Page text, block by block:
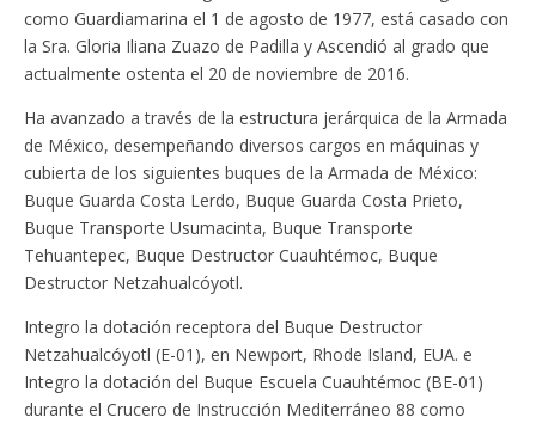
como Guardiamarina el 1 de agosto de 1977, está casado con
la Sra. Gloria Iliana Zuazo de Padilla y Ascendió al grado que
actualmente ostenta el 20 de noviembre de 2016.
Ha avanzado a través de la estructura jerárquica de la Armada
de México, desempeñando diversos cargos en máquinas y
cubierta de los siguientes buques de la Armada de México:
Buque Guarda Costa Lerdo, Buque Guarda Costa Prieto,
Buque Transporte Usumacinta, Buque Transporte
Tehuantepec, Buque Destructor Cuauhtémoc, Buque
Destructor Netzahualcóyotl.
Integro la dotación receptora del Buque Destructor
Netzahualcóyotl (E-01), en Newport, Rhode Island, EUA. e
Integro la dotación del Buque Escuela Cuauhtémoc (BE-01)
durante el Crucero de Instrucción Mediterráneo 88 como